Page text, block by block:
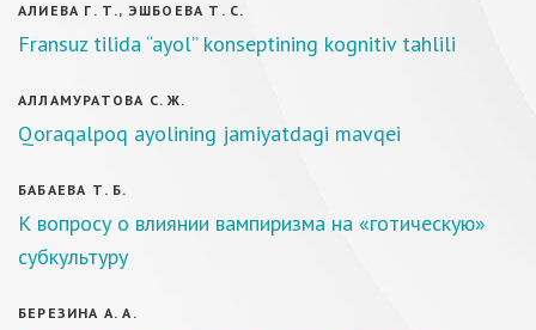
АЛИЕВА Г. Т., ЭШБОЕВА Т. С.
Fransuz tilida “ayol’’ konseptining kognitiv tahlili
АЛЛАМУРАТОВА С. Ж.
Qoraqalpoq ayolining jamiyatdagi mavqei
БАБАЕВА Т. Б.
К вопросу о влиянии вампиризма на «готическую»
субкультуру
БЕРЕЗИНА А. А.